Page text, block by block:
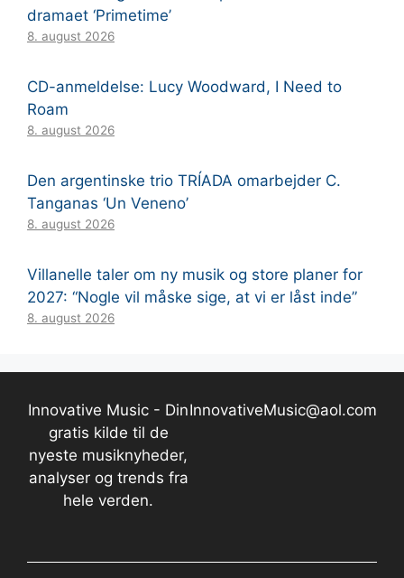
dramaet ‘Primetime’
8. august 2026
CD-anmeldelse: Lucy Woodward, I Need to
Roam
8. august 2026
Den argentinske trio TRÍADA omarbejder C.
Tanganas ‘Un Veneno’
8. august 2026
Villanelle taler om ny musik og store planer for
2027: “Nogle vil måske sige, at vi er låst inde”
8. august 2026
Innovative Music - Din
gratis kilde til de
nyeste musiknyheder,
analyser og trends fra
hele verden.
InnovativeMusic@aol.com